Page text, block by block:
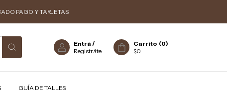
PAGO Y TARJETAS
Entrá /
Registráte
Carrito (0)
$0
GUÍA DE TALLES